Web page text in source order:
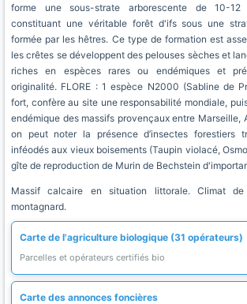
forme une sous-strate arborescente de 10-12
constituant une véritable forêt d'ifs sous une
formée par les hêtres. Ce type de formation est
les crêtes se développent des pelouses sèches et
riches en espèces rares ou endémiques et
originalité. FLORE : 1 espèce N2000 (Sabline de
fort, confère au site une responsabilité mondiale,
endémique des massifs provençaux entre Marseille,
on peut noter la présence d’insectes forestiers
inféodés aux vieux boisements (Taupin violacé,
gîte de reproduction de Murin de Bechstein
Massif calcaire en situation littorale. Climat de
montagnard.
Carte de l'agriculture biologique (31 opérateurs)
Parcelles et opérateurs certifiés bio
Carte des annonces foncières